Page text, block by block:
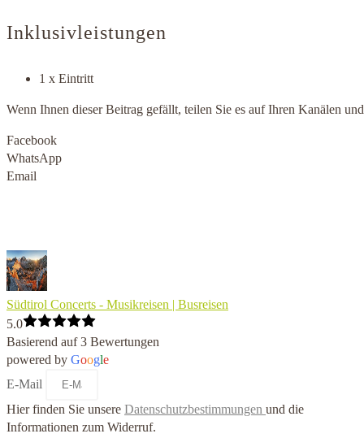
Inklusivleistungen
1 x Eintritt
Wenn Ihnen dieser Beitrag gefällt, teilen Sie es auf Ihren Kanälen
Facebook
WhatsApp
Email
Südtirol Concerts - Musikreisen | Busreisen
5.0
Basierend auf 3 Bewertungen
powered by Google
E-Mail
Hier finden Sie unsere Datenschutzbestimmungen und die
Informationen zum Widerruf.